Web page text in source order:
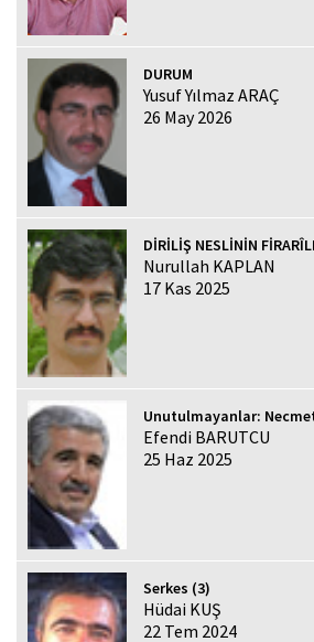
DURUM
Yusuf Yılmaz ARAÇ
26 May 2026
DİRİLİŞ NESLİNİN
Nurullah KAPLAN
17 Kas 2025
Unutulmayanlar:
Efendi BARUTCU
25 Haz 2025
Serkes (3)
Hüdai KUŞ
22 Tem 2024